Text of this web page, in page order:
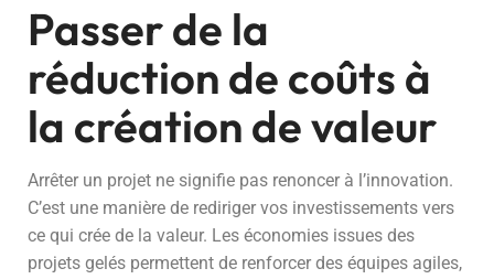
Passer de la
réduction de coûts à
la création de valeur
Arrêter un projet ne signifie pas renoncer à l’innovation.
C’est une manière de rediriger vos investissements vers
ce qui crée de la valeur. Les économies issues des
projets gelés permettent de renforcer des équipes agiles,